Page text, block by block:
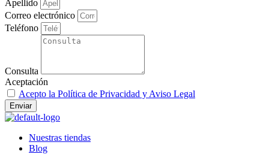
Apellido
Correo electrónico
Teléfono
Consulta
Aceptación
Acepto la Política de Privacidad y Aviso Legal
Enviar
Nuestras tiendas
Blog